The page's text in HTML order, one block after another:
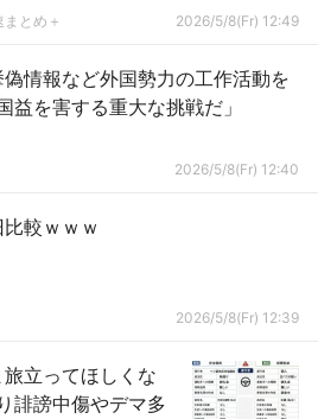
とめ＋ 2026/5/8(Fr) 12:49
偽情報など外国勢力の工作活動を
益を害する重大な挑戦だ」
2026/5/8(Fr) 12:40
比較ｗｗｗ
2026/5/8(Fr) 12:39
旅立ってほしくな
誹謗中傷やデマ多